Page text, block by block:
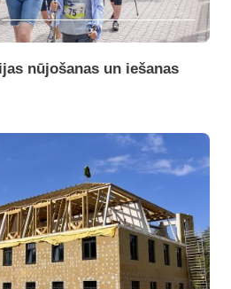
nūjošanas un iešanas